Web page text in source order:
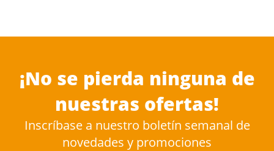
¡No se pierda ninguna de
nuestras ofertas!
Inscríbase a nuestro boletín semanal de
novedades y promociones